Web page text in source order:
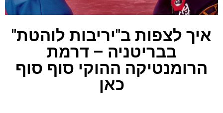
איך לצפות ב"יריבות לוהטת"
בבריטניה – דרמת
הרומנטיקה ההוקי סוף סוף
כאן